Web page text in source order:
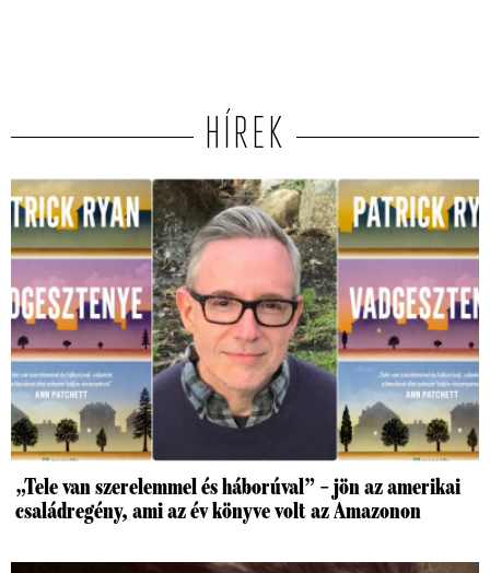
HÍREK
„Tele van szerelemmel és háborúval” – jön az amerikai
családregény, ami az év könyve volt az Amazonon